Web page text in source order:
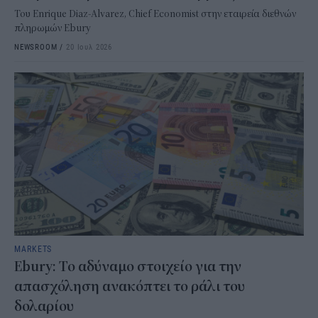
Του Enrique Diaz-Alvarez, Chief Economist στην εταιρεία διεθνών
πληρωμών Ebury
NEWSROOM / 20 Ιουλ 2026
MARKETS
Ebury : Το αδύναμο στοιχείο για την
απασχόληση ανακόπτει το ράλι του
δολαρίου